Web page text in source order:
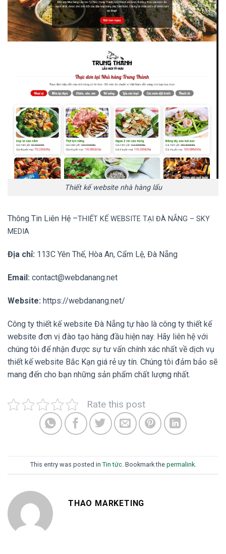
Thiết kế website nhà hàng lẩu
Thông Tin Liên Hệ –THIẾT KẾ WEBSITE TẠI ĐÀ NẴNG – SKY
MEDIA
Địa chỉ: 113C Yên Thế, Hòa An, Cẩm Lệ, Đà Nẵng
Email: contact@webdanang.net
Website: https://webdanang.net/
Công ty thiết kế website Đà Nẵng tự hào là công ty thiết kế
website đơn vị đào tạo hàng đầu hiện nay. Hãy liên hệ với
chúng tôi để nhận được sự tư vấn chính xác nhất về dịch vụ
thiết kế website Bắc Kạn giá rẻ uy tín. Chúng tôi đảm bảo sẽ
mang đến cho bạn những sản phẩm chất lượng nhất.
Rate this post
This entry was posted in Tin tức. Bookmark the permalink.
THAO MARKETING